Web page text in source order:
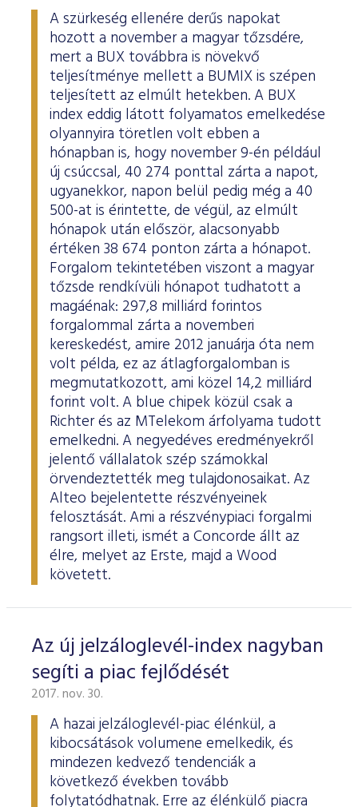
A szürkeség ellenére derűs napokat
hozott a november a magyar tőzsdére,
mert a BUX továbbra is növekvő
teljesítménye mellett a BUMIX is szépen
teljesített az elmúlt hetekben. A BUX
index eddig látott folyamatos emelkedése
olyannyira töretlen volt ebben a
hónapban is, hogy november 9-én például
új csúccsal, 40 274 ponttal zárta a napot,
ugyanekkor, napon belül pedig még a 40
500-at is érintette, de végül, az elmúlt
hónapok után először, alacsonyabb
értéken 38 674 ponton zárta a hónapot.
Forgalom tekintetében viszont a magyar
tőzsde rendkívüli hónapot tudhatott a
magáénak: 297,8 milliárd forintos
forgalommal zárta a novemberi
kereskedést, amire 2012 januárja óta nem
volt példa, ez az átlagforgalomban is
megmutatkozott, ami közel 14,2 milliárd
forint volt. A blue chipek közül csak a
Richter és az MTelekom árfolyama tudott
emelkedni. A negyedéves eredményekről
jelentő vállalatok szép számokkal
örvendeztették meg tulajdonosaikat. Az
Alteo bejelentette részvényeinek
felosztását. Ami a részvénypiaci forgalmi
rangsort illeti, ismét a Concorde állt az
élre, melyet az Erste, majd a Wood
követett.
Az új jelzáloglevél-index nagyban
segíti a piac fejlődését
2017. nov. 30.
A hazai jelzáloglevél-piac élénkül, a
kibocsátások volumene emelkedik, és
mindezen kedvező tendenciák a
következő években tovább
folytatódhatnak. Erre az élénkülő piacra